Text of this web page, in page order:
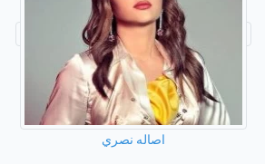
اصاله نصري